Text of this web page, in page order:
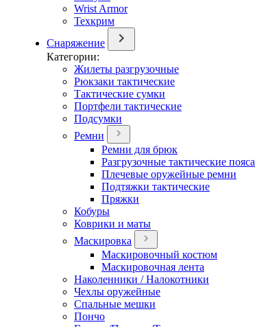
Wrist Armor
Техкрим
Снаряжение
Категории:
Жилеты разгрузочные
Рюкзаки тактические
Тактические сумки
Портфели тактические
Подсумки
Ремни
Ремни для брюк
Разгрузочные тактические пояса
Плечевые оружейные ремни
Подтяжки тактические
Пряжки
Кобуры
Коврики и маты
Маскировка
Маскировочный костюм
Маскировочная лента
Наколенники / Налокотники
Чехлы оружейные
Спальные мешки
Пончо